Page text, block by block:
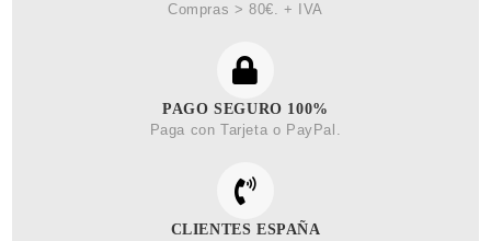
Compras > 80€. + IVA
PAGO SEGURO 100%
Paga con Tarjeta o PayPal.
CLIENTES ESPAÑA